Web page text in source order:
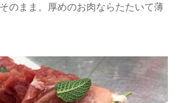
のまま。厚めのお肉ならたたいて薄